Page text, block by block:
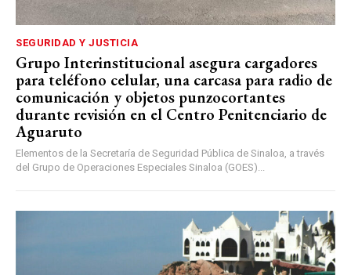
SEGURIDAD Y JUSTICIA
Grupo Interinstitucional asegura cargadores
para teléfono celular, una carcasa para radio de
comunicación y objetos punzocortantes
durante revisión en el Centro Penitenciario de
Aguaruto
Elementos de la Secretaría de Seguridad Pública de Sinaloa, a través
del Grupo de Operaciones Especiales Sinaloa (GOES)...